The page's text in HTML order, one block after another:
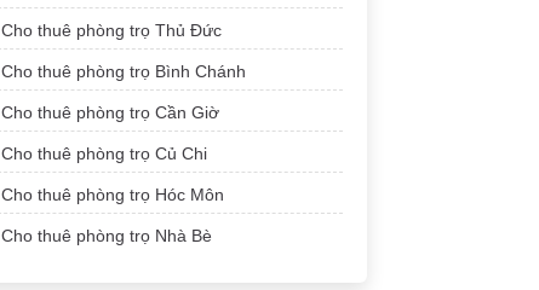
Cho thuê phòng trọ Thủ Đức
Cho thuê phòng trọ Bình Chánh
Cho thuê phòng trọ Cần Giờ
Cho thuê phòng trọ Củ Chi
Cho thuê phòng trọ Hóc Môn
Cho thuê phòng trọ Nhà Bè